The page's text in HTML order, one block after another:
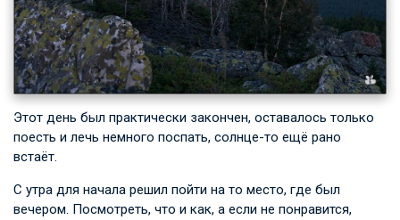
Этот день был практически закончен, оставалось только
поесть и лечь немного поспать, солнце-то ещё рано
встаёт.
С утра для начала решил пойти на то место, где был
вечером. Посмотреть, что и как, а если не понравится,